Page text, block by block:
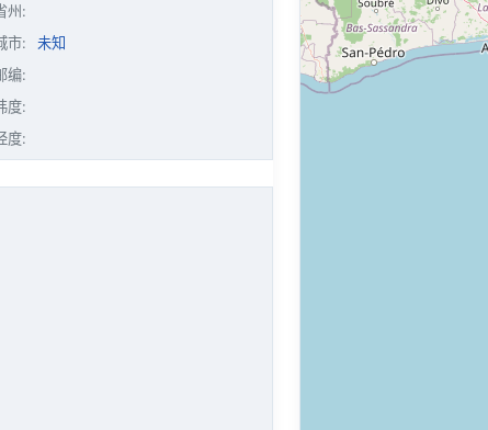
州:
市:
未知
编:
度:
度: